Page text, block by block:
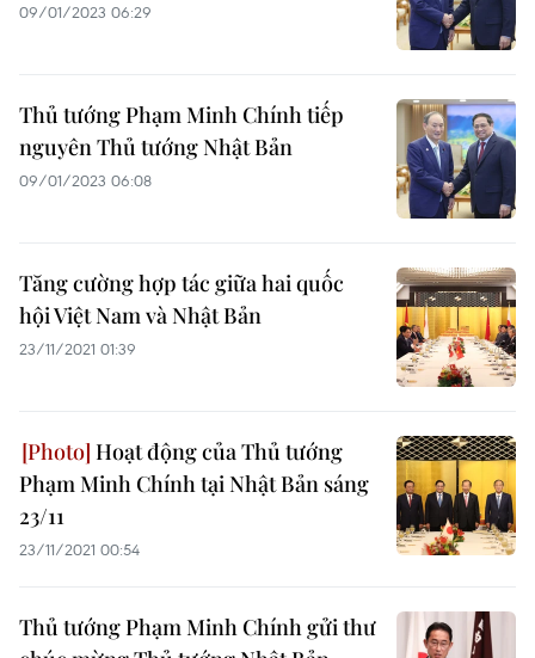
09/01/2023 06:29
Thủ tướng Phạm Minh Chính tiếp
nguyên Thủ tướng Nhật Bản
09/01/2023 06:08
Tăng cường hợp tác giữa hai quốc
hội Việt Nam và Nhật Bản
23/11/2021 01:39
Hoạt động của Thủ tướng
Phạm Minh Chính tại Nhật Bản sáng
23/11
23/11/2021 00:54
Thủ tướng Phạm Minh Chính gửi thư